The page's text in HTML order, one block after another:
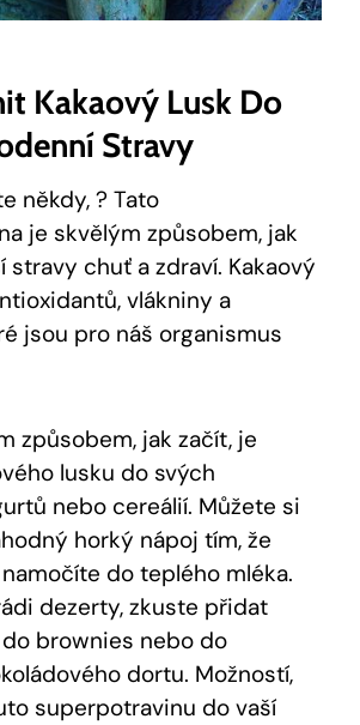
Kakaový Lusk Do
Stravy
někdy, ? Tato
je skvělým způsobem, jak
stravy chuť a zdraví. Kakaový
vlákniny⁤ a
jsou pro náš ⁤organismus
způsobem, jak začít, ⁣je
lusku⁣ do​ svých
‌nebo ‍cereálií. Můžete si
horký ‌nápoj tím, že
do teplého mléka.
dezerty, zkuste přidat
brownies nebo do
dortu. Možností,
superpotravinu do vaší⁤